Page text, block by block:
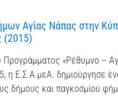
Αγίας Νάπας στην
(2015)
Προγράμματος «Ρέθυμνο –
η Ε.Σ.Α.μεΑ. δημιούργησε
δήμους και παγκοσμίου